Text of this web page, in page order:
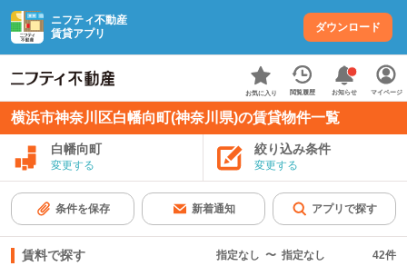
ニフティ不動産
賃貸アプリ
ダウンロード
お気に入り 閲覧履歴 お知らせ マイページ
横浜市神奈川区白幡向町(神奈川県)の賃貸物件一覧
白幡向町
変更する
絞り込み条件
変更する
条件を保存 新着通知 アプリで探す
賃料で探す 指定なし 〜 指定なし 42件